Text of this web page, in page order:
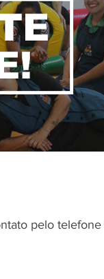
pelo telefone